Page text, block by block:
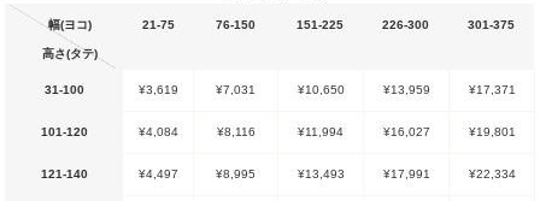
幅(ヨコ)
高さ(タテ)
21-75 76-150 151-225 226-300 301-375
31-100 ¥3,619 ¥7,031 ¥10,650 ¥13,959 ¥17,371
101-120 ¥4,084 ¥8,116 ¥11,994 ¥16,027 ¥19,801
121-140 ¥4,497 ¥8,995 ¥13,493 ¥17,991 ¥22,334